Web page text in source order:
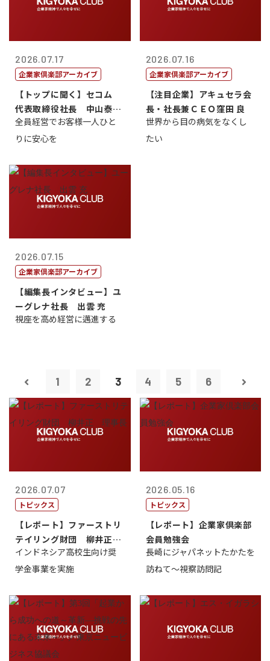
2026.07.17
企業家倶楽部アーカイブ
【トップに聞く】セコム
代表取締役社長 中山泰
男
全員経営でお客様一人ひと
りに安心を
2026.07.16
企業家倶楽部アーカイブ
【注目企業】アキュセラ会
長・社長兼ＣＥＯ窪田 良
世界から目の病気をなくし
たい
2026.07.15
企業家倶楽部アーカイブ
【編集長インタビュー】ユ
ーグレナ社長 出雲 充
視座を高め経営に邁進する
1 2 3 4 5 6
2026.07.07
トピックス
【レポート】ファーストリ
テイリング財団 柳井正
理事長
インドネシア高校生向け奨
学金事業を実施
2026.05.16
トピックス
【レポート】企業家倶楽部
会員勉強会
長崎にジャパネットたかたを
訪ねて～視察訪問記